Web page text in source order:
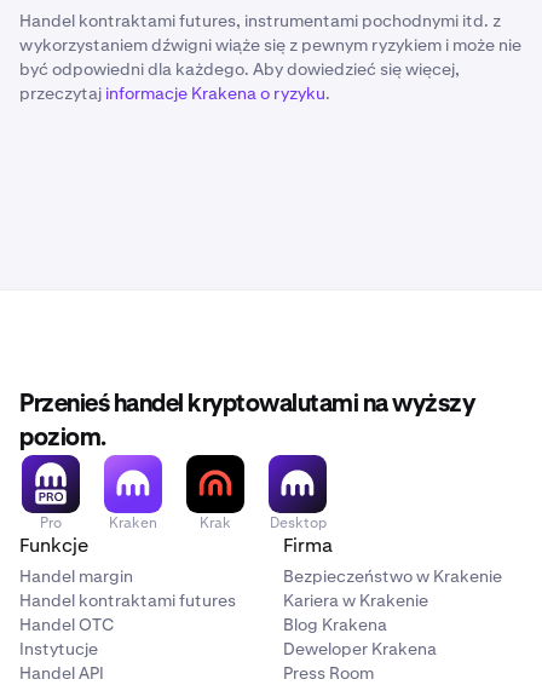
Handel kontraktami futures, instrumentami pochodnymi itd. z
wykorzystaniem dźwigni wiąże się z pewnym ryzykiem i może nie
być odpowiedni dla każdego. Aby dowiedzieć się więcej,
przeczytaj informacje Krakena o ryzyku.
Przenieś handel kryptowalutami na wyższy
poziom.
Pro Kraken Krak Desktop
Funkcje
Handel margin
Handel kontraktami futures
Handel OTC
Instytucje
Handel API
Firma
Bezpieczeństwo w Krakenie
Kariera w Krakenie
Blog Krakena
Deweloper Krakena
Press Room